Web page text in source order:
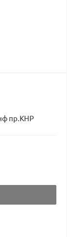
пр.КНР